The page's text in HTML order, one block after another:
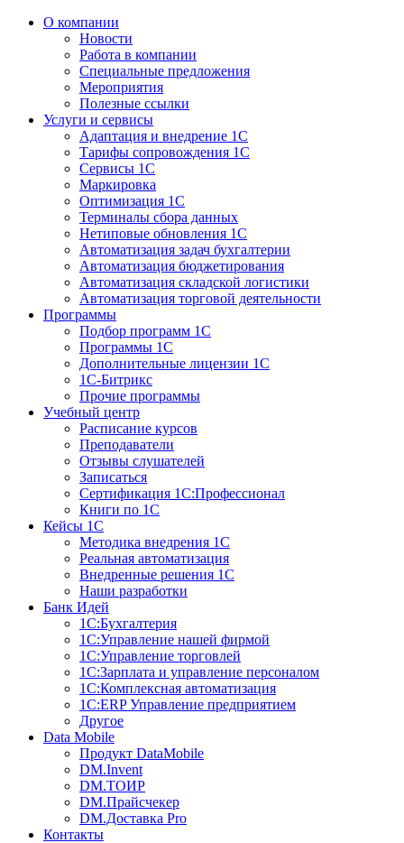
О компании
Новости
Работа в компании
Специальные предложения
Мероприятия
Полезные ссылки
Услуги и сервисы
Адаптация и внедрение 1С
Тарифы сопровождения 1С
Сервисы 1С
Маркировка
Оптимизация 1С
Терминалы сбора данных
Нетиповые обновления 1С
Автоматизация задач бухгалтерии
Автоматизация бюджетирования
Автоматизация складской логистики
Автоматизация торговой деятельности
Программы
Подбор программ 1С
Программы 1С
Дополнительные лицензии 1С
1С-Битрикс
Прочие программы
Учебный центр
Расписание курсов
Преподаватели
Отзывы слушателей
Записаться
Сертификация 1С:Профессионал
Книги по 1С
Кейсы 1С
Методика внедрения 1С
Реальная автоматизация
Внедренные решения 1С
Наши разработки
Банк Идей
1С:Бухгалтерия
1С:Управление нашей фирмой
1С:Управление торговлей
1С:Зарплата и управление персоналом
1С:Комплексная автоматизация
1С:ERP Управление предприятием
Другое
Data Mobile
Продукт DataMobile
DM.Invent
DM.ТОИР
DM.Прайсчекер
DM.Доставка Pro
Контакты